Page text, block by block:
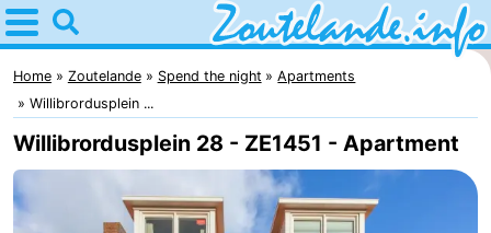
Home
Zoutelande
Tips
For
kids
Webcam
Home Zoutelande Spend the night
Apartments
Willibrordusplein ...
Willibrordusplein 28 - ZE1451 - Apartment